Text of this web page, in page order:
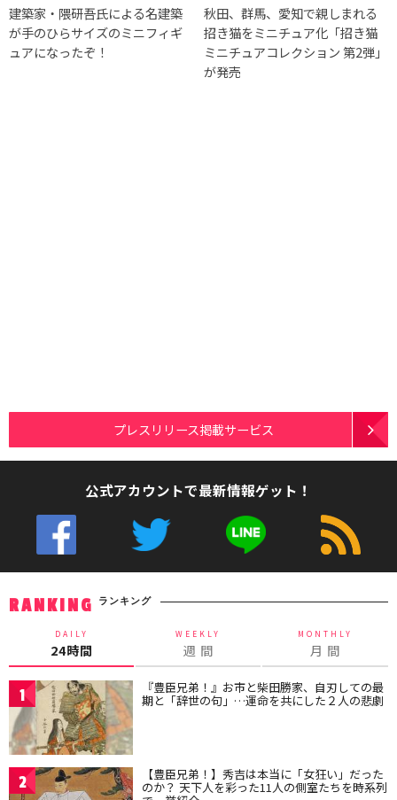
建築家・隈研吾氏による名建築
が手のひらサイズのミニフィギ
ュアになったぞ！
秋田、群馬、愛知で親しまれる
招き猫をミニチュア化「招き猫
ミニチュアコレクション 第2弾」
が発売
プレスリリース掲載サービス
公式アカウントで最新情報ゲット！
RANKING ランキング
DAILY
24時間
WEEKLY
週 間
MONTHLY
月 間
1 『豊臣兄弟！』お市と柴田勝家、自刃しての最
期と「辞世の句」…運命を共にした２人の悲劇
2 【豊臣兄弟！】秀吉は本当に「女狂い」だった
のか？ 天下人を彩った11人の側室たちを時系列